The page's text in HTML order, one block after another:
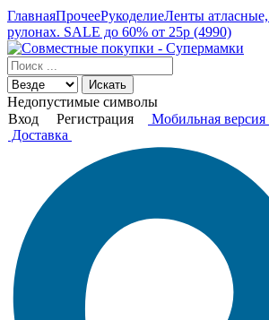
ГлавнаяПрочееРукоделиеЛенты
рулонах. SALE до 60% от 25р (4990)
Искать
Недопустимые символы
Вход
Регистрация
Мобильная версия
Доставка